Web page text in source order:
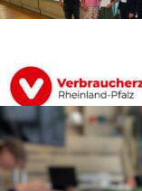
Panorama
FB News
MIT
IM